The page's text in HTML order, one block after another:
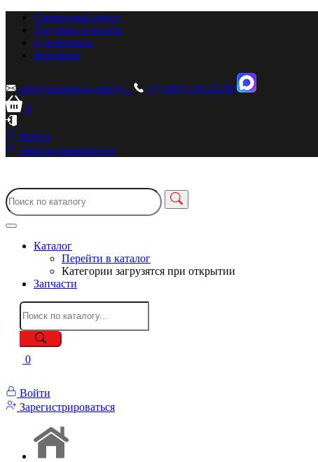
Сервисный центр
Доставка и оплата
О компании
Контакты
sale@zionstm.ru sale@...
+7 (495) 136-23-00
0
Войти
Зарегистрироваться
Каталог
Перейти в каталог
Категории загрузятся при открытии
Запчасти
0
Войти
Зарегистрироваться